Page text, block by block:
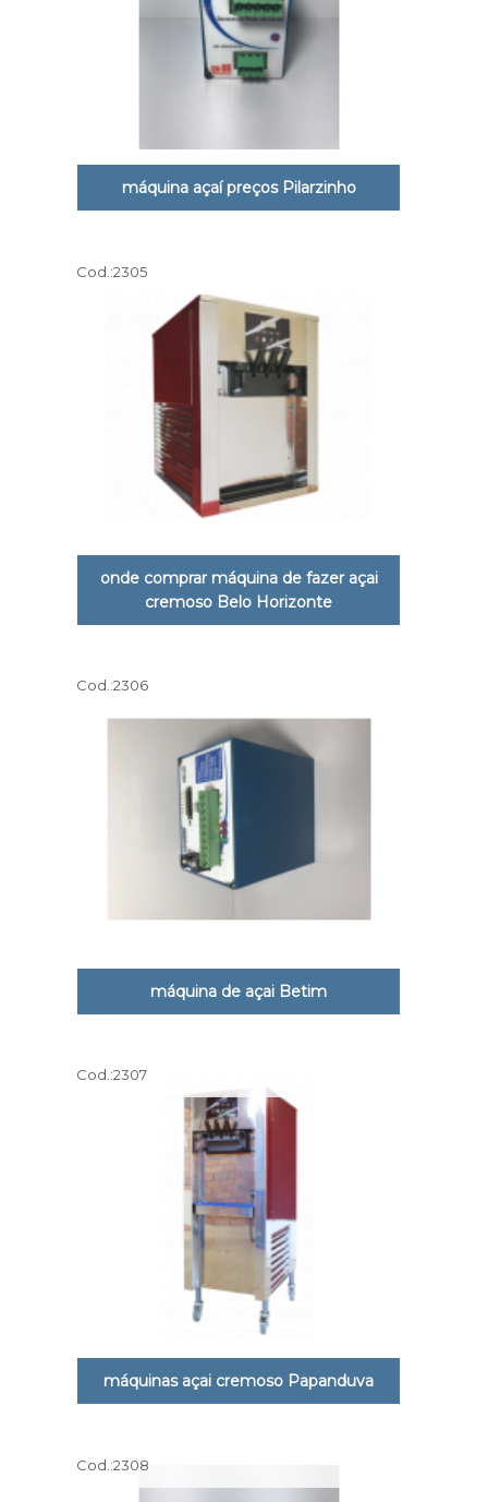
máquina açaí preços Pilarzinho
Cod.:2305
onde comprar máquina de fazer açai
cremoso Belo Horizonte
Cod.:2306
máquina de açai Betim
Cod.:2307
máquinas açai cremoso Papanduva
Cod.:2308